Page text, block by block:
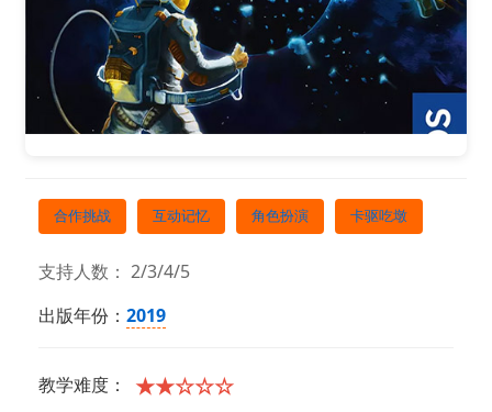
合作挑战 互动记忆 角色扮演 卡驱吃墩
支持人数： 2/3/4/5
出版年份： 2019
教学难度： ★★☆☆☆